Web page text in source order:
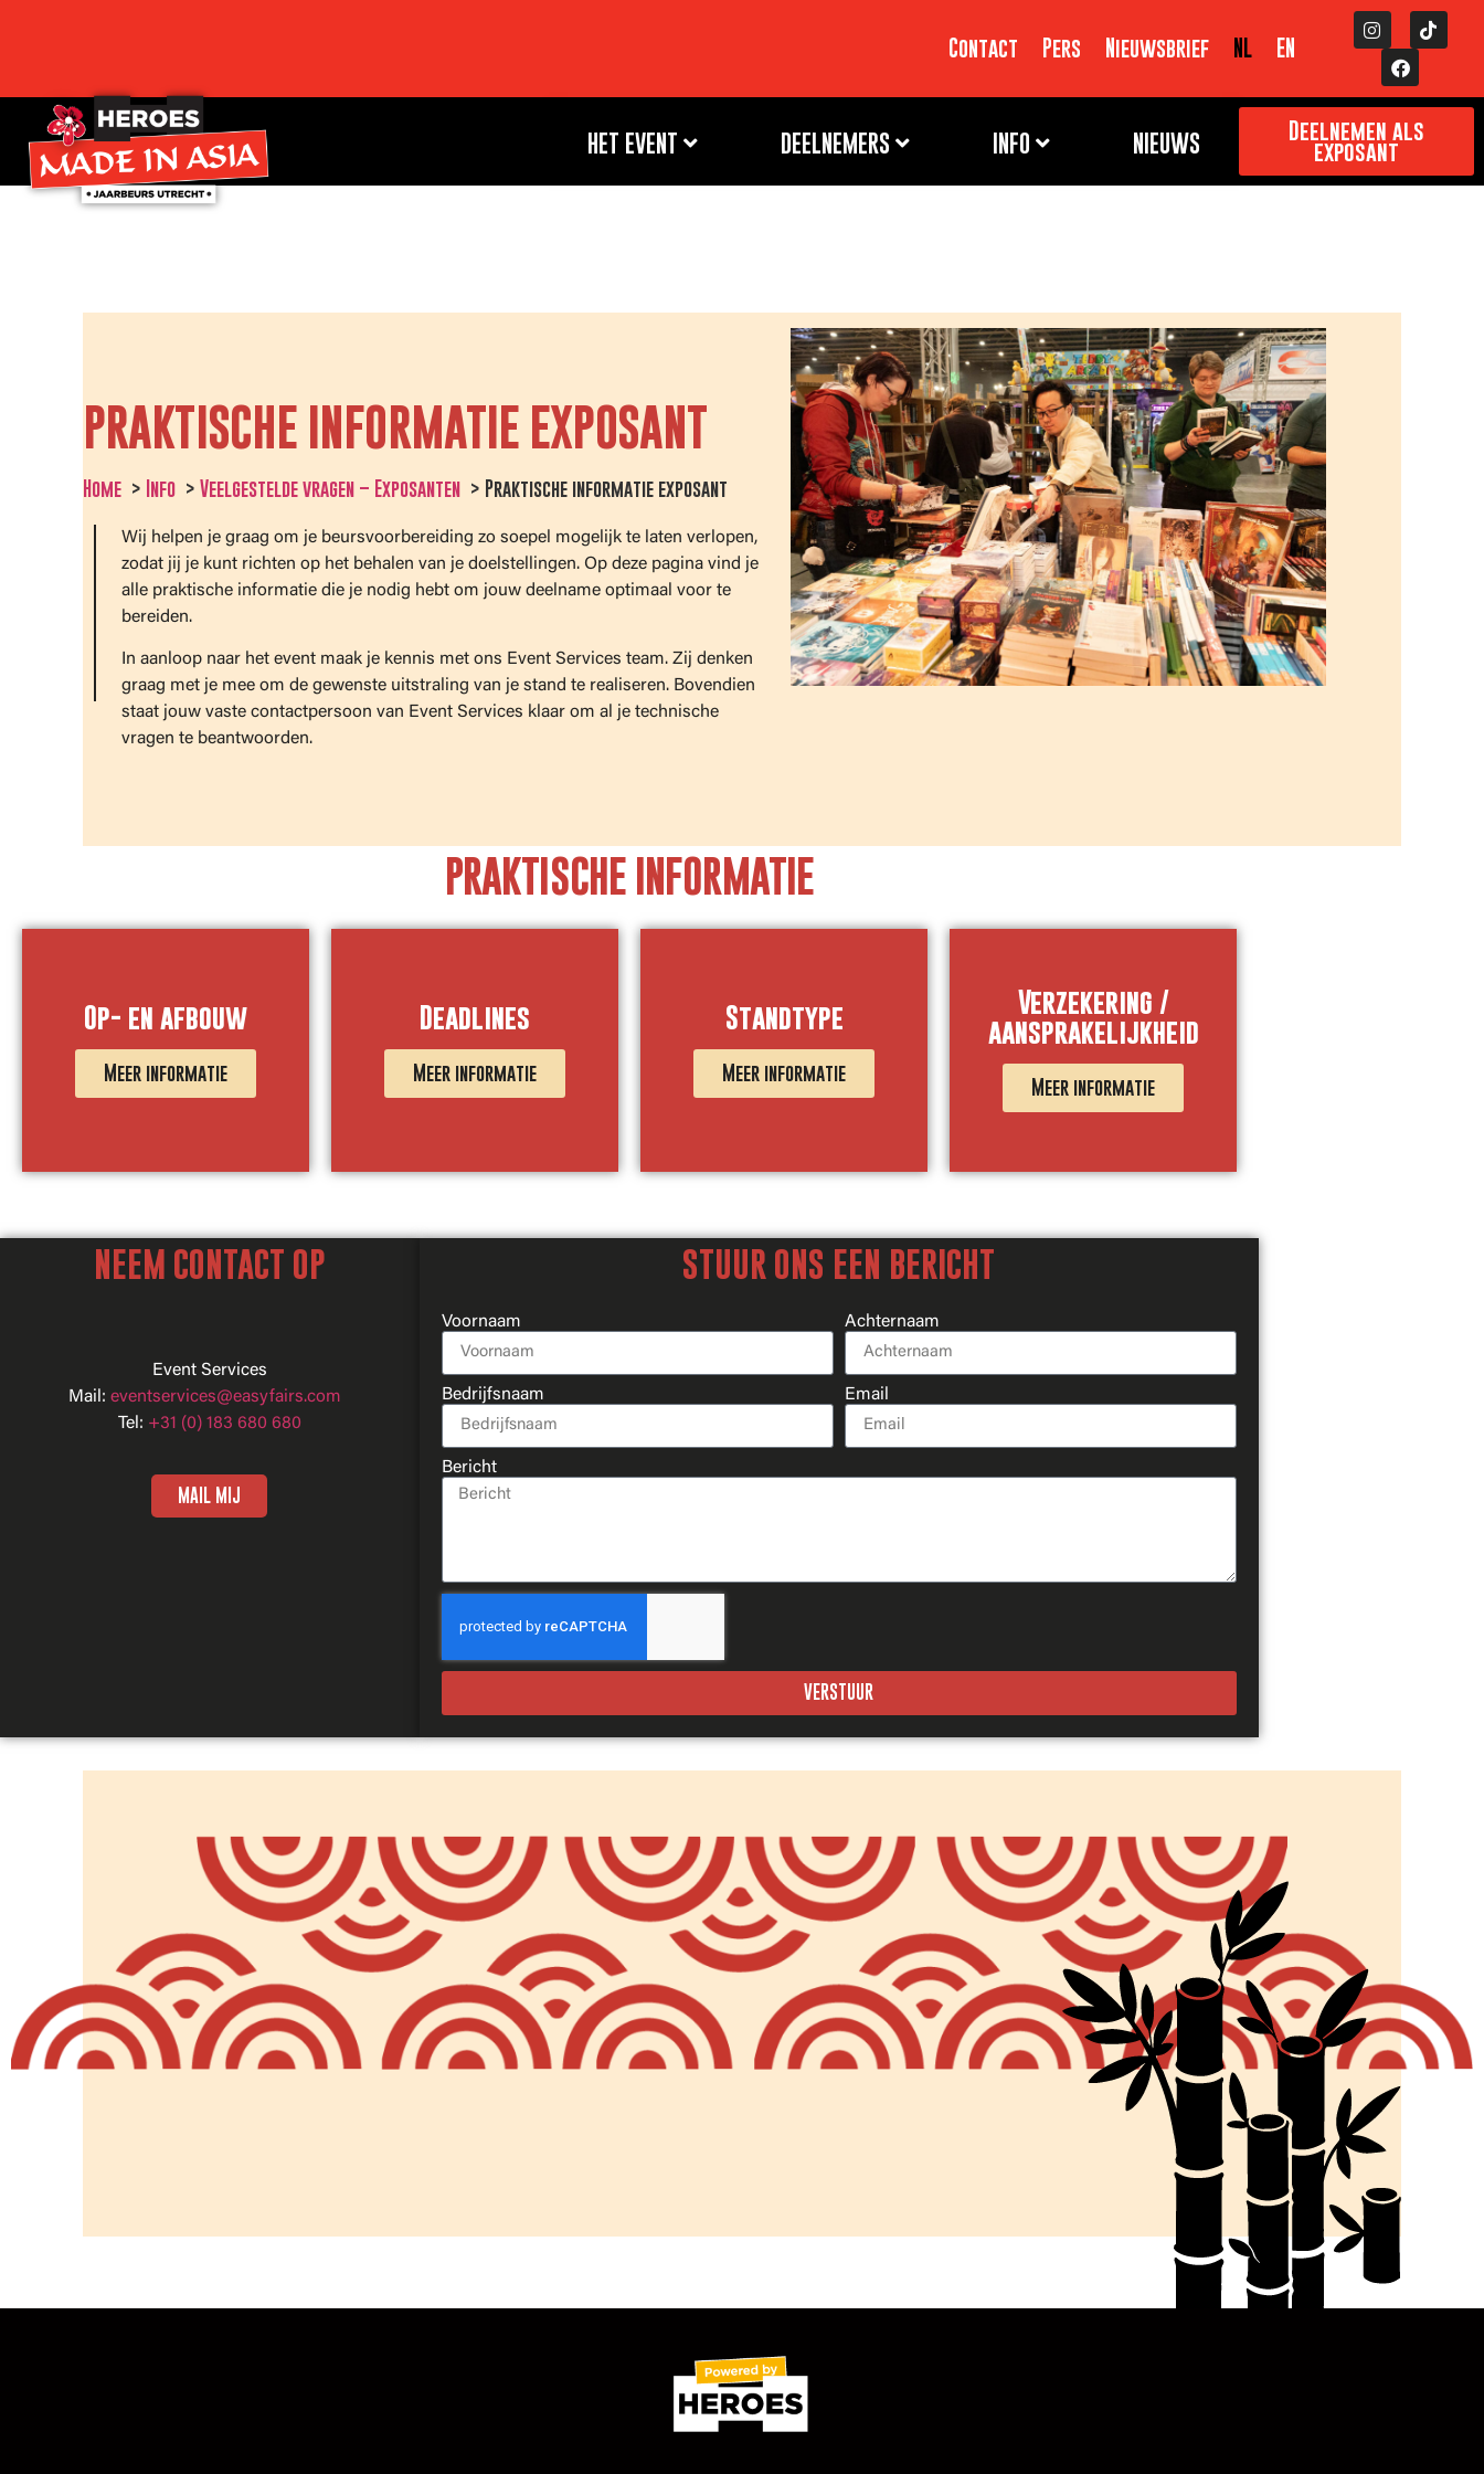
Contact Pers Nieuwsbrief NL EN
HET EVENT DEELNEMERS INFO NIEUWS Deelnemen als
exposant
PRAKTISCHE INFORMATIE EXPOSANT
Home Info Veelgestelde vragen – Exposanten Praktische informatie exposant
Wij helpen je graag om je beursvoorbereiding zo soepel mogelijk te laten verlopen,
zodat jij je kunt richten op het behalen van je doelstellingen. Op deze pagina vind je
alle praktische informatie die je nodig hebt om jouw deelname optimaal voor te
bereiden.
In aanloop naar het event maak je kennis met ons Event Services team. Zij denken
graag met je mee om de gewenste uitstraling van je stand te realiseren. Bovendien
staat jouw vaste contactpersoon van Event Services klaar om al je technische
vragen te beantwoorden.
PRAKTISCHE INFORMATIE
Op- en afbouw
Meer informatie
Deadlines
Meer informatie
Standtype
Meer informatie
Verzekering /
aansprakelijkheid
Meer informatie
NEEM CONTACT OP
Event Services
Mail:eventservices@easyfairs.com
Tel: +31 (0) 183 680 680
MAIL MIJ
STUUR ONS EEN BERICHT
Voornaam Achternaam
Bedrijfsnaam Email
Bericht
VERSTUUR